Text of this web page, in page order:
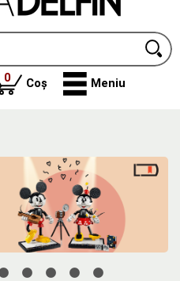
0produse
Coș Meniu